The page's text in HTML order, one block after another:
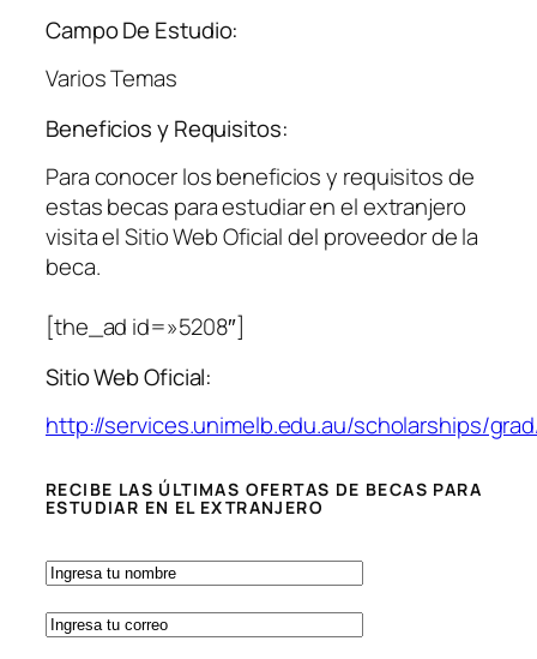
Campo De Estudio:
Varios Temas
Beneficios y Requisitos:
Para conocer los beneficios y requisitos de
estas becas para estudiar en el extranjero
visita el Sitio Web Oficial del proveedor de la
beca.
[the_ad id=»5208″]
Sitio Web Oficial:
http://services.unimelb.edu.au/scholarships/
RECIBE LAS ÚLTIMAS OFERTAS DE BECAS PARA
ESTUDIAR EN EL EXTRANJERO